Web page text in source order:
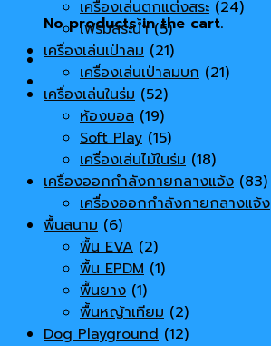
No products in the cart.
เครื่องเล่นตกแต่งสระ (24)
เฟรมสระน้ำ (5)
เครื่องเล่นเป่าลม (21)
เครื่องเล่นเป่าลมบก (21)
เครื่องเล่นในร่ม (52)
ห้องบอล (19)
Soft Play (15)
เครื่องเล่นไม้ในร่ม (18)
เครื่องออกกำลังกายกลางแจ้ง (83)
เครื่องออกกำลังกายกลางแจ้ง
พื้นสนาม (6)
พื้น EVA (2)
พื้น EPDM (1)
พื้นยาง (1)
พื้นหญ้าเทียม (2)
Dog Playground (12)